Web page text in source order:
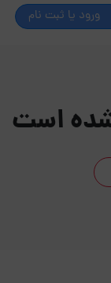
ورود یا ثبت نام
شده است